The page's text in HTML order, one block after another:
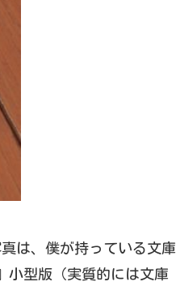
は、僕が持っている文庫
小型版（実質的には文庫